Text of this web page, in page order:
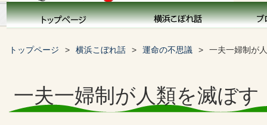
トップページ 横浜こぼれ話 運命の不思議 一夫一婦制が
一夫一婦制が人類を滅ぼす